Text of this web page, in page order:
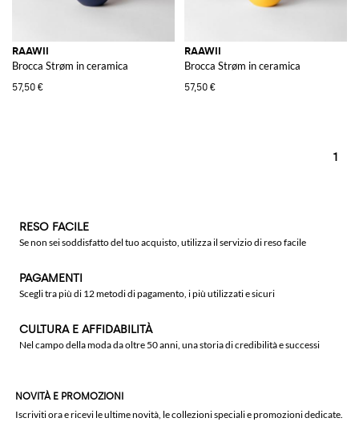
RAAWII
Brocca Strøm in ceramica
57,50 €
RAAWII
Brocca Strøm in ceramica
57,50 €
1
RESO FACILE
Se non sei soddisfatto del tuo acquisto, utilizza il servizio di reso facile
PAGAMENTI
Scegli tra più di 12 metodi di pagamento, i più utilizzati e sicuri
CULTURA E AFFIDABILITÀ
Nel campo della moda da oltre 50 anni, una storia di credibilità e successi
NOVITÀ E PROMOZIONI
Iscriviti ora e ricevi le ultime novità, le collezioni speciali e promozioni dedicate.